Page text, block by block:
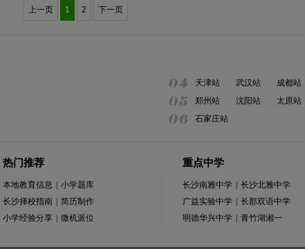
上一页 1 2 下一页
天津站 武汉站
成都站
郑州站 沈阳站 太原站
石家庄站
热门推荐
本地教育信息
小学题库
长沙择校指南
简历制作
小学经验分享
微机派位
重点中学
长沙南雅中学
长沙北雅中学
广益实验中学
长郡双语中学
明德华兴中学
青竹湖湘一